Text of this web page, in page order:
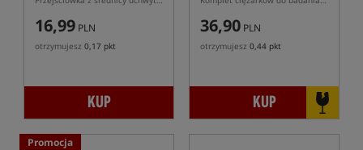
16,99 PLN
otrzymujesz 0,17 pkt
KUP
36,90 PLN
otrzymujesz 0,44 pkt
KUP
Promocja